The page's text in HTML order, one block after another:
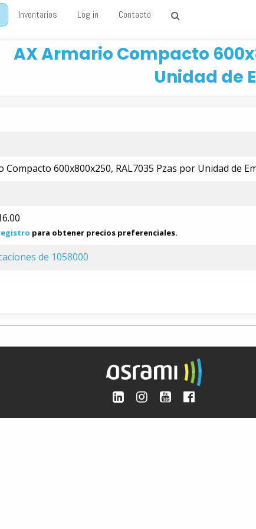
Inventarios Log in Contacto
AX Armario Compacto
Unidad de
Compacto 600x800x250, RAL7035 Pzas por Unidad de
para obtener precios preferenciales.
de 1058000